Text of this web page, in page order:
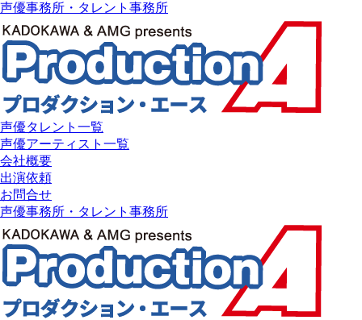
声優事務所・タレント事務所
声優タレント一覧
声優アーティスト一覧
会社概要
出演依頼
お問合せ
声優事務所・タレント事務所